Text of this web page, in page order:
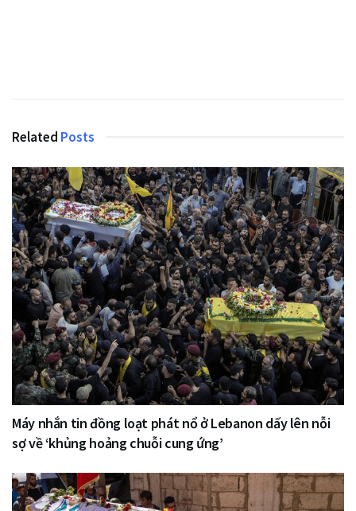
Related Posts
Máy nhắn tin đồng loạt phát nổ ở Lebanon dấy lên nỗi
sợ về ‘khủng hoảng chuỗi cung ứng’